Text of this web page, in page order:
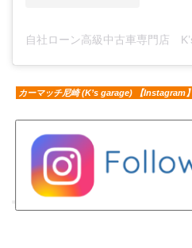
カーマッチ尼崎 (K’s garage) 【Instagram】